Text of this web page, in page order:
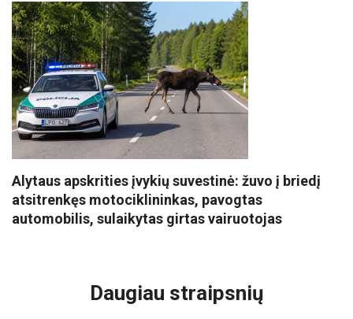
Alytaus apskrities įvykių suvestinė: žuvo į briedį
atsitrenkęs motociklininkas, pavogtas
automobilis, sulaikytas girtas vairuotojas
Daugiau straipsnių